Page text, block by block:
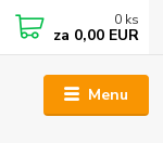
Menu
0 ks
za 0,00 EUR